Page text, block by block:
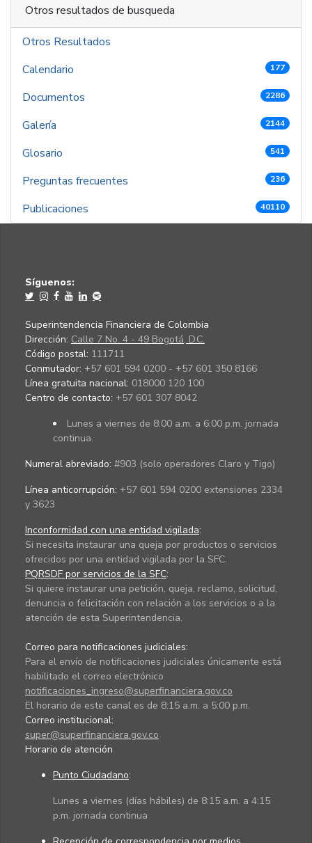
Otros resultados de busqueda
Otros Resultados
Calendario
177
Documentos 2286
Galería 2144
Glosario 541
Preguntas frecuentes 236
Publicaciones 40110
Síguenos:
Superintendencia Financiera de Colombia
Dirección: Calle 7 No. 4 - 49 Bogotá, D.C.
Código postal: 111711
Conmutador: +57 601 594 0200 - +57 601 350 8166
Línea gratuita nacional: 018000 120 100
Centro de contacto: +57 601 307 8042
Lunes a viernes de 8:00 a.m. a 6:00 p.m. jornada
continua.
Numeral abreviado: #903 (solo operadores Claro y Tigo)
Línea anticorrupción: +57 601 594 0200 extensiones 2334
y 3623
Inconformidad con una entidad vigilada:
Si necesita instaurar una queja por productos o servicios
ofrecidos por una entidad vigilada por la SFC.
PQRSDF por servicios de la SFC:
Si quiere instaurar una petición, queja, reclamo, solicitud,
denuncia o felicitación con relación a los servicios o a la
atención de esta Superintendencia.
Correo para notificaciones judiciales:
Para el envío de notificaciones judiciales únicamente está
habilitado el correo electrónico
notificaciones_ingreso@superfinanciera.gov.co
El horario de este canal es de 8:15 a.m. a 5:00 p.m.
Correo institucional:
super@superfinanciera.gov.co
Horario de atención
Punto Ciudadano:
Lunes a viernes (días hábiles) de 8:15 a.m. a 4:15
p.m. jornada continua